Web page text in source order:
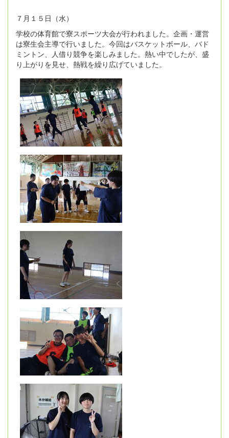
７月１５日（水）
学校の体育館で寮スポーツ大会が行われました。企画・運営
は寮生会主導で行いました。今回はバスケットボール、バド
ミントン、人借り競争を楽しみました。熱い中でしたが、盛
り上がりを見せ、熱戦を繰り広げていました。